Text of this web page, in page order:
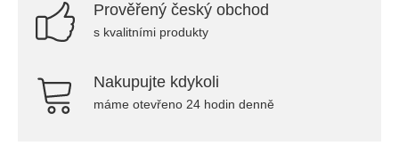
Prověřený český obchod
s kvalitními produkty
Nakupujte kdykoli
máme otevřeno 24 hodin denně